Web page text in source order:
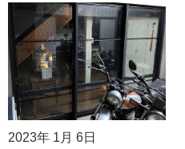
2023年 1月 6日